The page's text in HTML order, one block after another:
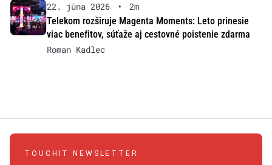
22. júna 2026 •
2m
Telekom rozširuje Magenta Moments: Leto prinesie
viac benefitov, súťaže aj cestovné poistenie zdarma
Roman Kadlec
TOUCHIT NEWSLETTER